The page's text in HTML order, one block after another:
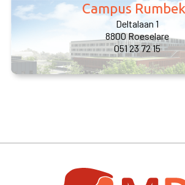
Campus
Deltalaan 1
8800 Roeselare
051 23 72 15